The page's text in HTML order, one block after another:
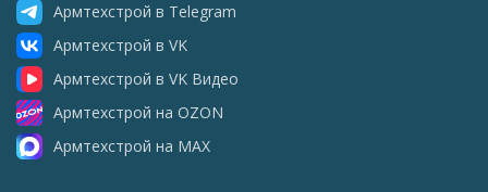
Армтехстрой в Telegram
Армтехстрой в VK
Армтехстрой в VK Видео
Армтехстрой на OZON
Армтехстрой на MAX